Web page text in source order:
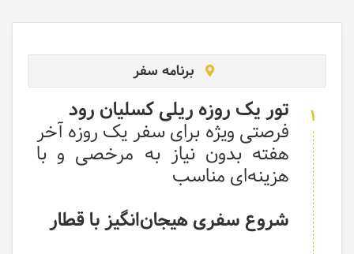
برنامه سفر
1 تور یک روزه ریلی کسلیان رود
فرصتی ویژه برای سفر یک روزه آخر
هفته بدون نیاز به مرخصی و با
هزینه‌ای مناسب
شروع سفری هیجان‌انگیز با قطار